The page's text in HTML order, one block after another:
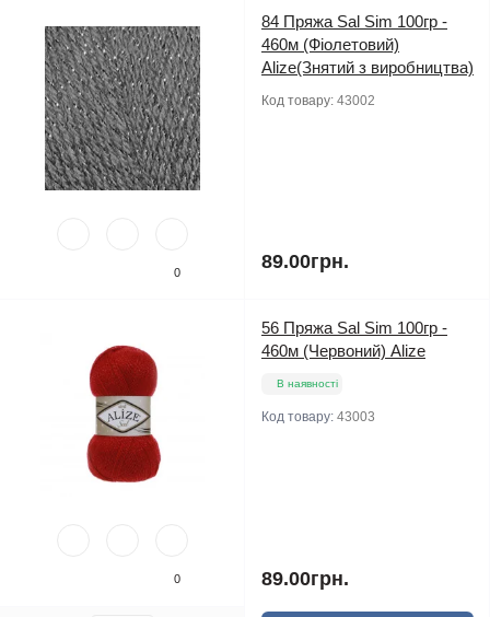
0
84 Пряжа Sal Sim 100гр -
460м (Фіолетовий)
Alize(Знятий з виробництва)
Код товару: 43002
89.00грн.
0
56 Пряжа Sal Sim 100гр -
460м (Червоний) Alize
В наявності
Код товару: 43003
89.00грн.